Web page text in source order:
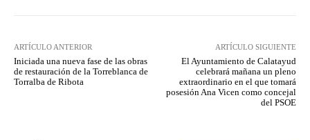
ARTÍCULO ANTERIOR
Iniciada una nueva fase de las obras
de restauración de la Torreblanca de
Torralba de Ribota
ARTÍCULO SIGUIENTE
El Ayuntamiento de Calatayud
celebrará mañana un pleno
extraordinario en el que tomará
posesión Ana Vicen como concejal
del PSOE